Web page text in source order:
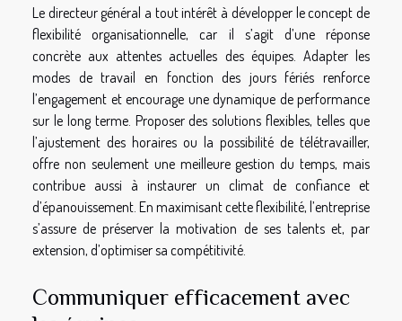
Le directeur général a tout intérêt à développer le concept de
flexibilité organisationnelle, car il s’agit d’une réponse
concrète aux attentes actuelles des équipes. Adapter les
modes de travail en fonction des jours fériés renforce
l’engagement et encourage une dynamique de performance
sur le long terme. Proposer des solutions flexibles, telles que
l’ajustement des horaires ou la possibilité de télétravailler,
offre non seulement une meilleure gestion du temps, mais
contribue aussi à instaurer un climat de confiance et
d’épanouissement. En maximisant cette flexibilité, l’entreprise
s’assure de préserver la motivation de ses talents et, par
extension, d’optimiser sa compétitivité.
Communiquer efficacement avec